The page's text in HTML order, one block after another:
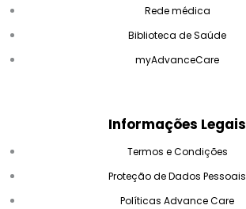
Rede médica
Biblioteca de Saúde
myAdvanceCare
Informações Legais
Termos e Condições
Proteção de Dados Pessoais
Políticas Advance Care